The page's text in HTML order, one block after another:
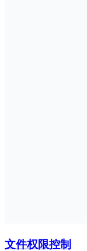
文件权限控制